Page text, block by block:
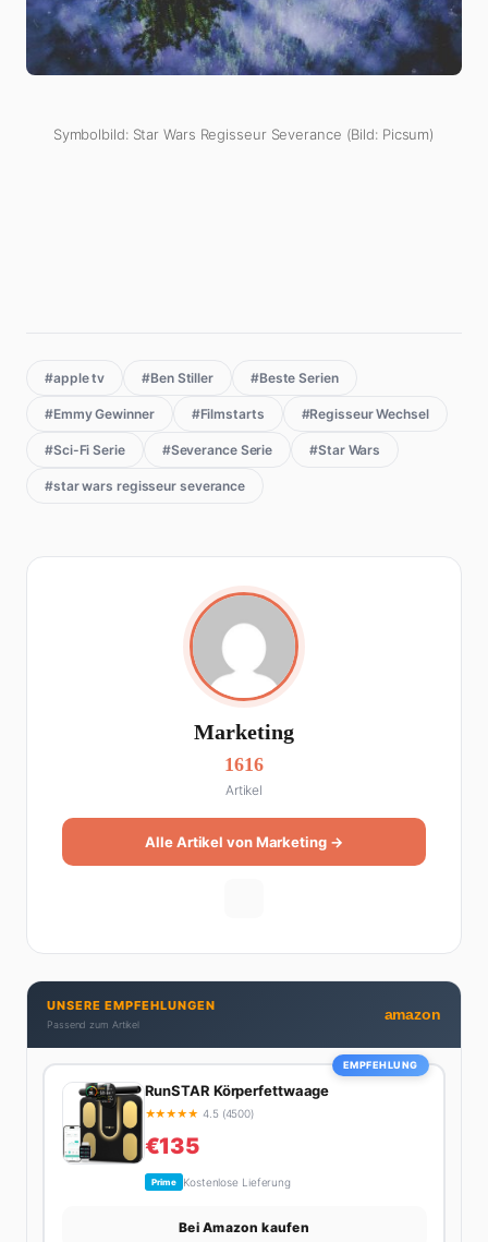
Symbolbild: Star Wars Regisseur Severance (Bild: Picsum)
#apple tv #Ben Stiller #Beste Serien
#Emmy Gewinner #Filmstarts #Regisseur Wechsel
#Sci-Fi Serie #Severance Serie #Star Wars
#star wars regisseur severance
Marketing
1616
Artikel
Alle Artikel von Marketing →
UNSERE EMPFEHLUNGEN
Passend zum Artikel
amazon
EMPFEHLUNG
RunSTAR Körperfettwaage
★★★★★ 4.5 (4500)
€135
Prime Kostenlose Lieferung
Bei Amazon kaufen